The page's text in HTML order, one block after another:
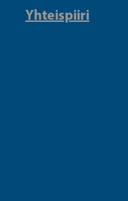
Yhteispiiri